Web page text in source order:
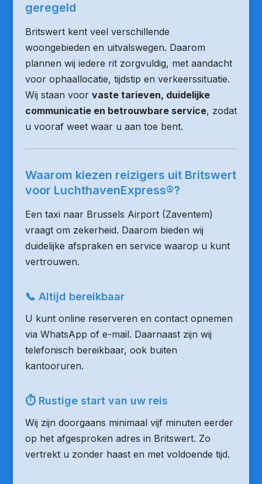
geregeld
Britswert kent veel verschillende
woongebieden en uitvalswegen. Daarom
plannen wij iedere rit zorgvuldig, met aandacht
voor ophaallocatie, tijdstip en verkeerssituatie.
Wij staan voor vaste tarieven, duidelijke
communicatie en betrouwbare service, zodat
u vooraf weet waar u aan toe bent.
Waarom kiezen reizigers uit Britswert
voor LuchthavenExpress®?
Een taxi naar Brussels Airport (Zaventem)
vraagt om zekerheid. Daarom bieden wij
duidelijke afspraken en service waarop u kunt
vertrouwen.
📞 Altijd bereikbaar
U kunt online reserveren en contact opnemen
via WhatsApp of e-mail. Daarnaast zijn wij
telefonisch bereikbaar, ook buiten
kantooruren.
⏱ Rustige start van uw reis
Wij zijn doorgaans minimaal vijf minuten eerder
op het afgesproken adres in Britswert. Zo
vertrekt u zonder haast en met voldoende tijd.